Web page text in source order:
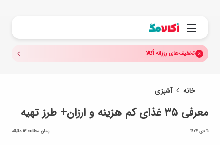
منو
تخفیف‌های روزانه اُکالا
خانه آشپزی
معرفی ۳۵ غذای کم هزینه و ارزان+ طرز تهیه
11 دی 1404 زمان مطالعه 13 دقیقه